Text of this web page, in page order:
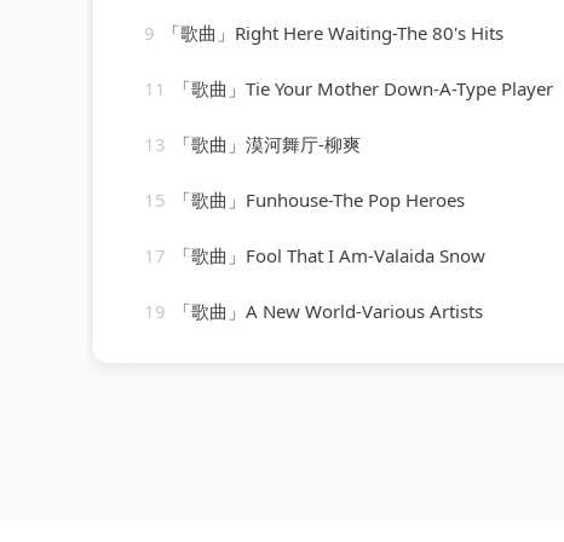
9 「歌曲」Right Here Waiting-The 80's Hits
11 「歌曲」Tie Your Mother Down-A-Type Player
13 「歌曲」漠河舞厅-柳爽
15 「歌曲」Funhouse-The Pop Heroes
17 「歌曲」Fool That I Am-Valaida Snow
19 「歌曲」A New World-Various Artists